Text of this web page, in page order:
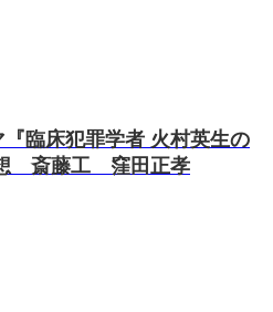
『臨床犯罪学者 火村英生の
斎藤工 窪田正孝